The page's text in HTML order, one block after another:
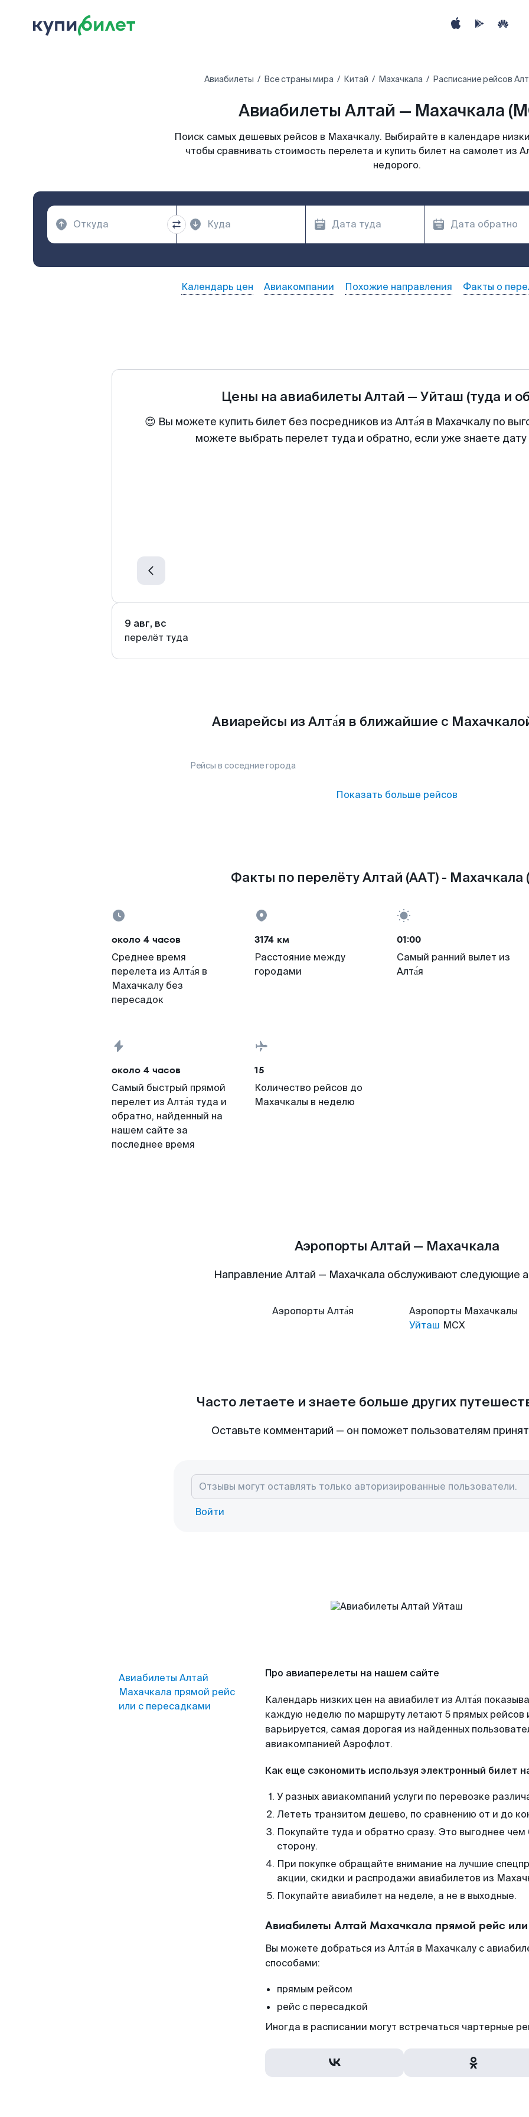
Авиабилеты Все страны мира Китай Махачкала Расписание рейсов
Авиабилеты Алтай — Махачкала
Поиск самых дешевых рейсов в Махачкалу. Выбирайте в календаре
чтобы сравнивать стоимость перелета и купить билет на самолет из
недорого.
Календарь цен Авиакомпании Похожие направления Факты о
Цены на авиабилеты Алтай — Уйташ (туда и
😍 Вы можете купить билет без посредников из Алта́я в Махачкалу по
можете выбрать перелет туда и обратно, если уже знаете
9 авг, вс
перелёт туда
Авиарейсы из Алта́я в ближайшие с
Рейсы в соседние города
Показать больше рейсов
Факты по перелёту Алтай (AAT) - Махачкала
около 4 часов
Среднее время
перелета из Алта́я в
Махачкалу без
пересадок
3174 км
Расстояние между
городами
01:00
Самый ранний вылет из
Алта́я
около 4 часов
Самый быстрый прямой
перелет из Алта́я туда и
обратно, найденный на
нашем сайте за
последнее время
15
Количество рейсов до
Махачкалы в неделю
Аэропорты Алтай — Махачкала
Направление Алтай — Махачкала обслуживают следующие
Аэропорты Алта́я Аэропорты Махачкалы
Уйташ MCX
Часто летаете и знаете больше других
Оставьте комментарий — он поможет пользователям
Войти
Авиабилеты Алтай
Махачкала прямой рейс
или с пересадками
Про авиаперелеты на нашем сайте
Календарь низких цен на авиабилет из Алта́я
каждую неделю по маршруту летают 5 прямых рейсов
варьируется, самая дорогая из найденных
авиакомпанией Аэрофлот.
Как еще сэкономить используя электронный билет
У разных авиакомпаний услуги по перевозке
Лететь транзитом дешево, по сравнению от и до
Покупайте туда и обратно сразу. Это выгоднее
сторону.
При покупке обращайте внимание на лучшие
акции, скидки и распродажи авиабилетов из
Покупайте авиабилет на неделе, а не в выходные.
Авиабилеты Алтай Махачкала прямой рейс
Вы можете добраться из Алта́я в Махачкалу с
способами:
прямым рейсом
рейс с пересадкой
Иногда в расписании могут встречаться чартерные